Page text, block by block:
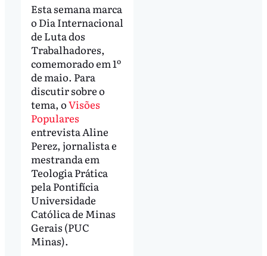
Esta semana marca
o Dia Internacional
de Luta dos
Trabalhadores,
comemorado em 1º
de maio. Para
discutir sobre o
tema, oVisões
Populares
entrevista Aline
Perez, jornalista e
mestranda em
Teologia Prática
pela Pontifícia
Universidade
Católica de Minas
Gerais (PUC
Minas).